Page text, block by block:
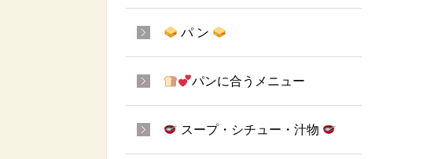
パ ン
パンに合うメニュー
スープ・シチュー・汁物